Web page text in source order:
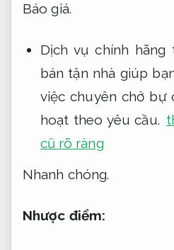
Báo giá.
Dịch vụ chính
bán tận nhà giúp
việc chuyên chở bự
hoạt theo yêu cầu.
cũ rõ ràng
Nhanh chóng.
Nhược điểm: